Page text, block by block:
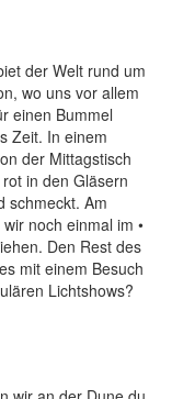
der Welt rund um
wo uns vor allem
einen Bummel
Zeit. In einem
der Mittagstisch
in den Gläsern
schmeckt. Am
noch einmal im •
Den Rest des
mit einem Besuch
Lichtshows?